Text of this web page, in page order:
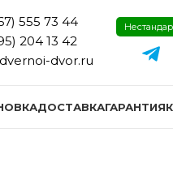
555 73 44
204 13 42
dvor.ru
ДОСТАВКАГАРАНТИЯ